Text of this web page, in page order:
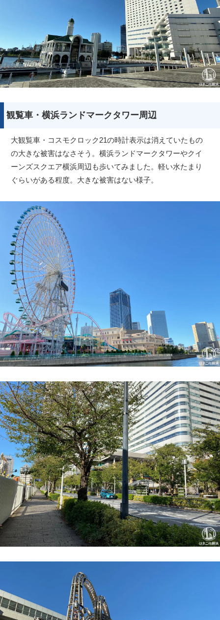
観覧車・横浜ランドマークタワー周辺
大観覧車・コスモクロック21の時計表示は消えていたもの
の大きな被害はなさそう。横浜ランドマークタワーやクイ
ーンズスクエア横浜周辺も歩いてみました。軽い水たまり
ぐらいがある程度。大きな被害はない様子。